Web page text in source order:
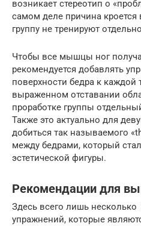
возникает стереотип о
самом деле причина
группу не тренируют
Чтобы все мышцы ног
рекомендуется добавлять
поверхности бедра к каждой
выраженном отставании
проработке группы
Также это актуально для
добиться так называемого
между бедрами, который
эстетической фигуры.
Рекомендации для
Здесь всего лишь
упражнений, которые